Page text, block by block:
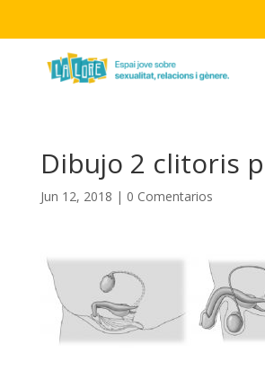
Dibujo 2 clitoris
Jun 12, 2018 | 0 Comentarios